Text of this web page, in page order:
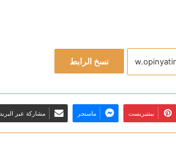
نسخ الرابط
بينتيريست ماسنجر مشاركة عبر البريد